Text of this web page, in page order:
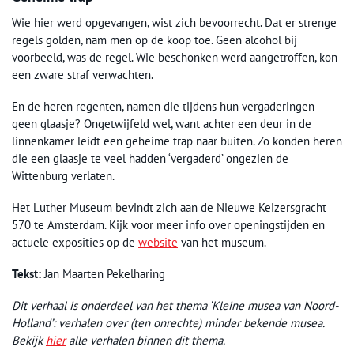
Wie hier werd opgevangen, wist zich bevoorrecht. Dat er strenge
regels golden, nam men op de koop toe. Geen alcohol bij
voorbeeld, was de regel. Wie beschonken werd aangetroffen, kon
een zware straf verwachten.
En de heren regenten, namen die tijdens hun vergaderingen
geen glaasje? Ongetwijfeld wel, want achter een deur in de
linnenkamer leidt een geheime trap naar buiten. Zo konden heren
die een glaasje te veel hadden ‘vergaderd’ ongezien de
Wittenburg verlaten.
Het Luther Museum bevindt zich aan de Nieuwe Keizersgracht
570 te Amsterdam. Kijk voor meer info over openingstijden en
actuele exposities op de website van het museum.
Tekst:Jan Maarten Pekelharing
Dit verhaal is onderdeel van het thema ‘Kleine musea van Noord-
Holland’: verhalen over (ten onrechte) minder bekende musea.
Bekijkhieralle verhalen binnen dit thema.